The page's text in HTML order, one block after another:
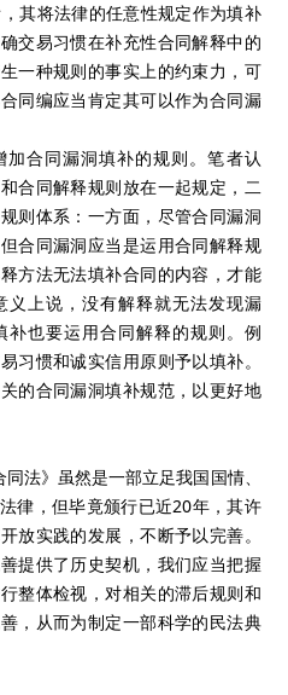
其将法律的任意性规定作为填补
交易习惯在补充性合同解释中的
一种规则的事实上的约束力，可
同编应当肯定其可以作为合同漏
合同漏洞填补的规则。笔者认
合同解释规则放在一起规定，二
则体系：一方面，尽管合同漏洞
合同漏洞应当是运用合同解释规
方法无法填补合同的内容，才能
上说，没有解释就无法发现漏
也要运用合同解释的规则。例
习惯和诚实信用原则予以填补。
的合同漏洞填补规范，以更好地
法》虽然是一部立足我国国情、
律，但毕竟颁行已近20年，其许
放实践的发展，不断予以完善。
提供了历史契机，我们应当把握
整体检视，对相关的滞后规则和
，从而为制定一部科学的民法典